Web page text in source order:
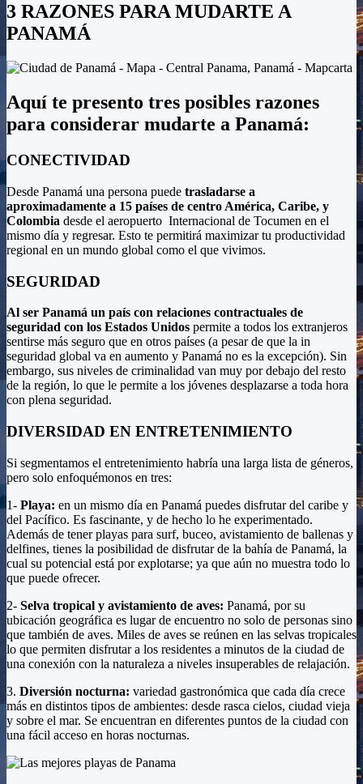
3 RAZONES PARA MUDARTE A
PANAMÁ
Aquí te presento tres posibles razones
para considerar mudarte a Panamá:
CONECTIVIDAD
Desde Panamá una persona puede trasladarse a
aproximadamente a 15 países de centro América, Caribe, y
Colombia desde el aeropuerto Internacional de Tocumen en el
mismo día y regresar. Esto te permitirá maximizar tu productividad
regional en un mundo global como el que vivimos.
SEGURIDAD
Al ser Panamá un país con relaciones contractuales de
seguridad con los Estados Unidos permite a todos los extranjeros
sentirse más seguro que en otros países (a pesar de que la in
seguridad global va en aumento y Panamá no es la excepción). Sin
embargo, sus niveles de criminalidad van muy por debajo del resto
de la región, lo que le permite a los jóvenes desplazarse a toda hora
con plena seguridad.
DIVERSIDAD EN ENTRETENIMIENTO
Si segmentamos el entretenimiento habría una larga lista de géneros,
pero solo enfoquémonos en tres:
1- Playa: en un mismo día en Panamá puedes disfrutar del caribe y
del Pacífico. Es fascinante, y de hecho lo he experimentado.
Además de tener playas para surf, buceo, avistamiento de ballenas y
delfines, tienes la posibilidad de disfrutar de la bahía de Panamá, la
cual su potencial está por explotarse; ya que aún no muestra todo lo
que puede ofrecer.
2- Selva tropical y avistamiento de aves: Panamá, por su
ubicación geográfica es lugar de encuentro no solo de personas sino
que también de aves. Miles de aves se reúnen en las selvas tropicales
lo que permiten disfrutar a los residentes a minutos de la ciudad de
una conexión con la naturaleza a niveles insuperables de relajación.
3. Diversión nocturna: variedad gastronómica que cada día crece
más en distintos tipos de ambientes: desde rasca cielos, ciudad vieja
y sobre el mar. Se encuentran en diferentes puntos de la ciudad con
una fácil acceso en horas nocturnas.